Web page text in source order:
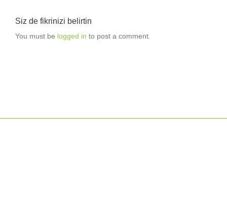
Siz de fikrinizi belirtin
You must be logged in to post a comment.